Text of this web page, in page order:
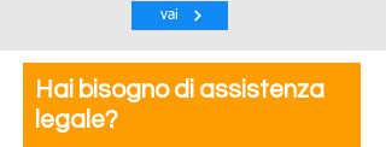
vai
Hai bisogno di assistenza
legale?